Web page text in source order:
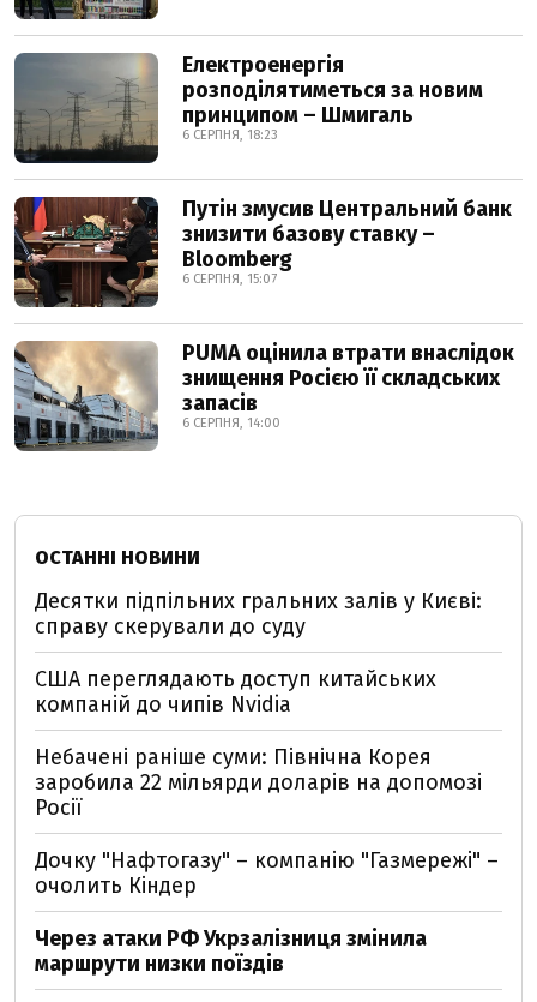
Електроенергія
розподілятиметься за новим
принципом – Шмигаль
6 СЕРПНЯ, 18:23
Путін змусив Центральний банк
знизити базову ставку –
Bloomberg
6 СЕРПНЯ, 15:07
PUMA оцінила втрати внаслідок
знищення Росією її складських
запасів
6 СЕРПНЯ, 14:00
ОСТАННІ НОВИНИ
Десятки підпільних гральних залів у Києві:
справу скерували до суду
США переглядають доступ китайських
компаній до чипів Nvidia
Небачені раніше суми: Північна Корея
заробила 22 мільярди доларів на допомозі
Росії
Дочку "Нафтогазу" – компанію "Газмережі" –
очолить Кіндер
Через атаки РФ Укрзалізниця змінила
маршрути низки поїздів